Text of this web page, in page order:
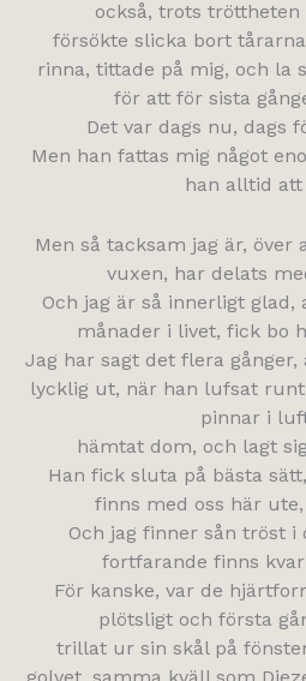
också, trots
försökte slicka bort
rinna, tittade på mig, och la
för att för sista
Det var dags nu, dags
Men han fattas mig något
han alltid att
Men så tacksam jag är,
vuxen, har delats
Och jag är så innerligt glad,
månader i livet, fick bo
Jag har sagt det flera gånger,
lycklig ut, när han lufsat
pinnar i
hämtat dom, och lagt
Han fick sluta på bästa
finns med oss här ute,
Och jag finner sån tröst i
fortfarande finns
För kanske, var de
plötsligt och första
trillat ur sin skål på
golvet, samma kväll som